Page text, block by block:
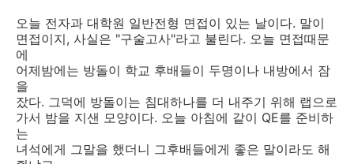
오늘 전자과 대학원 일반전형 면접이 있는 날이다. 말이
면접이지, 사실은 "구술고사"라고 불린다. 오늘 면접때문
에
어제밤에는 방돌이 학교 후배들이 두명이나 내방에서 잠
을
잤다. 그덕에 방돌이는 침대하나를 더 내주기 위해 랩으로
가서 밤을 지샌 모양이다. 오늘 아침에 같이 QE를 준비하
는
녀석에게 그말을 했더니 그후배들에게 좋은 말이라도 해